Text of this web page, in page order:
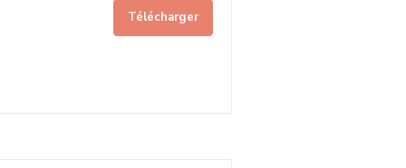
Télécharger